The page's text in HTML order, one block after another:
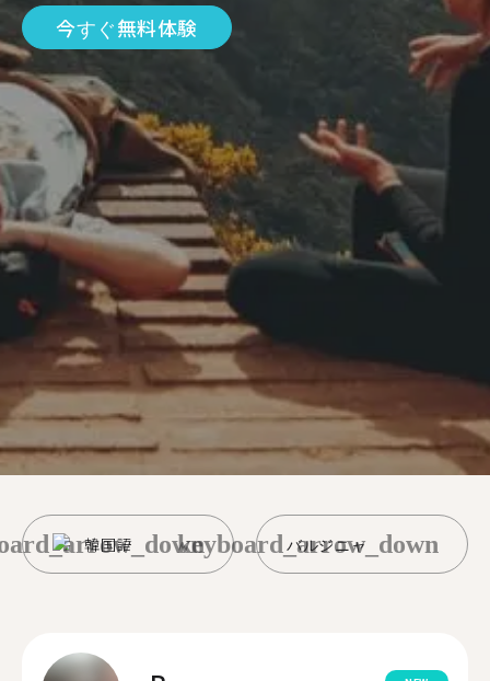
今すぐ無料体験
韓国語 バルジニャ
keyboard_arrow_down